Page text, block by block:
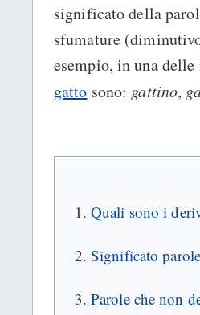
significato della
sfumature
esempio, in una
gatto sono: gattino,
Quali sono i
Significato parole
Parole che non